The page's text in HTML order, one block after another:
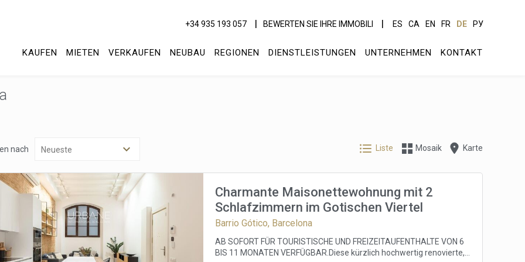
+34 935 193 057 BEWERTEN SIE IHRE IMMOBILI ES CA EN FR DE РУ
KAUFEN MIETEN VERKAUFEN NEUBAU REGIONEN DIENSTLEISTUNGEN UNTERNEHMEN KONTAKT
nach Liste Mosaik Karte
Charmante Maisonettewohnung mit 2
Schlafzimmern im Gotischen Viertel
Barrio Gótico, Barcelona
AB SOFORT FÜR TOURISTISCHE UND FREIZEITAUFENTHALTE VON 6
BIS 11 MONATEN VERFÜGBAR.Diese kürzlich hochwertig renovierte,